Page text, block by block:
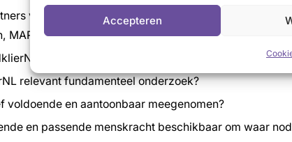
Accepteren
van SchildklierNL?
MAR, NVE, Schildkliernetwerk, DTCG, e.d.);
relevant praktijkgericht onderzoek of project
relevant fundamenteel onderzoek?
en aantoonbaar meegenomen?
en passende menskracht beschikbaar om waar